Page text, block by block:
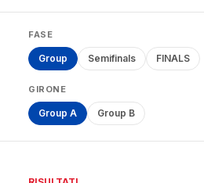
FASE
Group Semifinals FINALS
GIRONE
Group A Group B